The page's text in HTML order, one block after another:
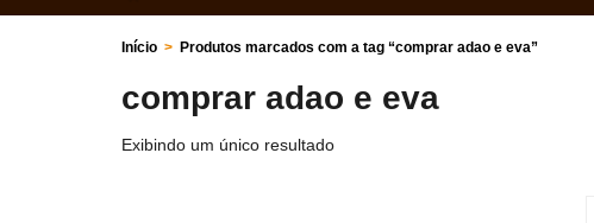
Início > Produtos marcados com a tag “comprar adao e eva”
comprar adao e eva
Exibindo um único resultado